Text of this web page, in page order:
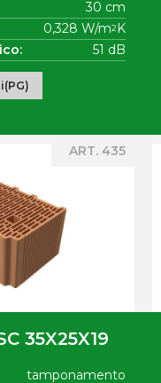
30 cm
0,328 W/m2 K
51 dB
ART. 435
35X25X19
tamponamento